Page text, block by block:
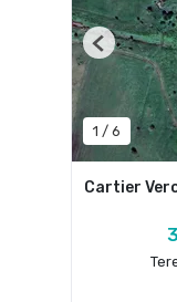
1 / 6
Previous
Cartier